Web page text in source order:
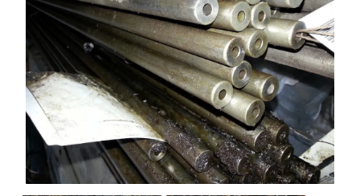
НАШИ ОБЪЕКТЫ
ОТЗЫВЫ
О НАС
БЛОГ
КОНТАКТЫ